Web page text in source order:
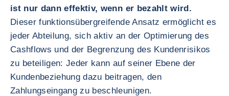
ist nur dann effektiv, wenn er bezahlt wird.
Dieser funktionsübergreifende Ansatz ermöglicht es
jeder Abteilung, sich aktiv an der Optimierung des
Cashflows und der Begrenzung des Kundenrisikos
zu beteiligen: Jeder kann auf seiner Ebene der
Kundenbeziehung dazu beitragen, den
Zahlungseingang zu beschleunigen.